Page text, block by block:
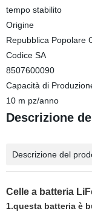
tempo stabilito
Origine
Repubblica Popolare
Codice SA
8507600090
Capacità di
10 m pz/anno
Descrizione
Descrizione del
Celle a batteria
1.questa batteria è